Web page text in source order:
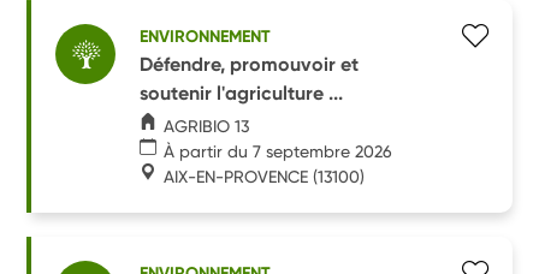
ENVIRONNEMENT
Défendre, promouvoir et
soutenir l'agriculture ...
AGRIBIO 13
À partir du 7 septembre 2026
AIX-EN-PROVENCE (13100)